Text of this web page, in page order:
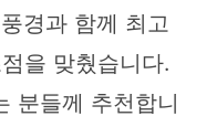
경과 함께 최고
을 맞췄습니다.
분들께 추천합니